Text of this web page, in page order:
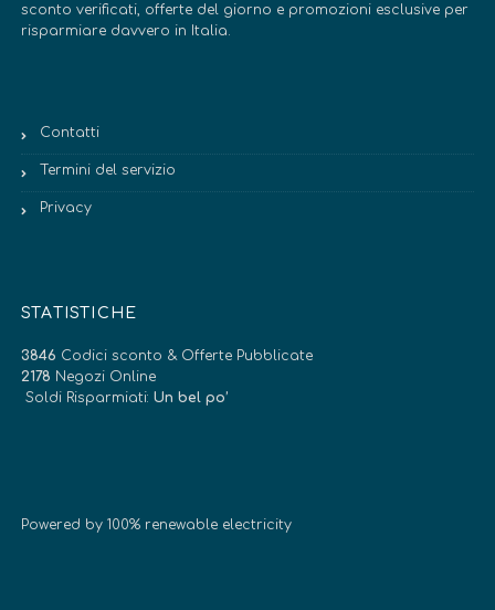
sconto verificati, offerte del giorno e promozioni esclusive per
risparmiare davvero in Italia.
Contatti
Termini del servizio
Privacy
STATISTICHE
3846 Codici sconto & Offerte Pubblicate
2178 Negozi Online
Soldi Risparmiati: Un bel po’
Powered by 100% renewable electricity